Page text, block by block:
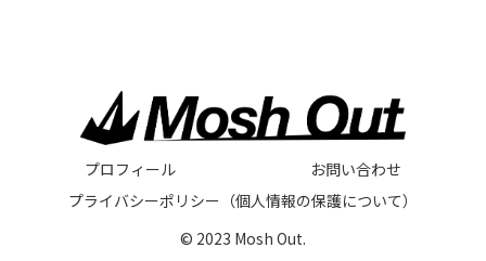
プロフィール
お問い合わせ
プライバシーポリシー（個人情報の保護について）
© 2023 Mosh Out.